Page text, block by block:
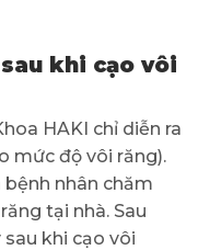
khi cạo vôi
HAKI chỉ diễn ra
mức độ vôi răng).
nhân chăm
tại nhà. Sau
khi cạo vôi